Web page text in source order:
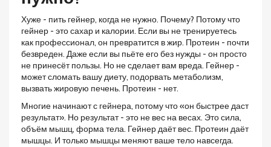
Хуже - пить гейнер, когда не нужно. Почему? Потому что
гейнер - это сахар и калории. Если вы не тренируетесь
как профессионал, он превратится в жир. Протеин - почти
безвреден. Даже если вы пьёте его без нужды - он просто
не принесёт пользы. Но не сделает вам вреда. Гейнер -
может сломать вашу диету, подорвать метаболизм,
вызвать жировую печень. Протеин - нет.
Многие начинают с гейнера, потому что «он быстрее даст
результат». Но результат - это не вес на весах. Это сила,
объём мышц, форма тела. Гейнер даёт вес. Протеин даёт
мышцы. И только мышцы меняют ваше тело навсегда.